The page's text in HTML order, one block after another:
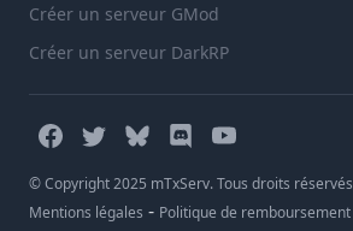
Créer un serveur GMod
Créer un serveur DarkRP
© Copyright 2025 mTxServ. Tous droits
Mentions légales - Politique de remboursement